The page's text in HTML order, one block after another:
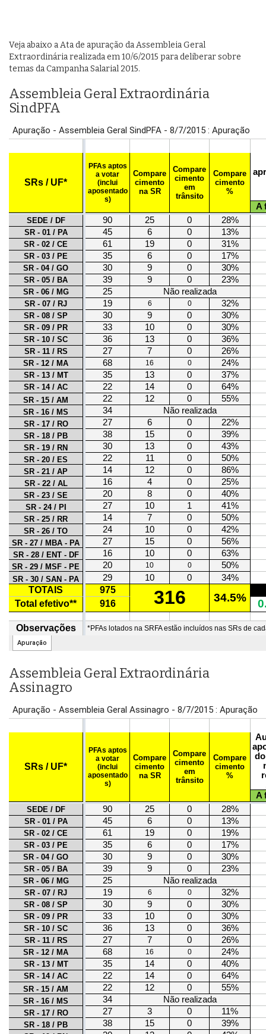
Veja abaixo a Ata de apuração da Assembleia Geral
Extraordinária realizada em 10/6/2015 para deliberar sobre
temas da Campanha Salarial 2015.
Assembleia Geral Extraordinária
SindPFA
Assembleia Geral Extraordinária
Assinagro